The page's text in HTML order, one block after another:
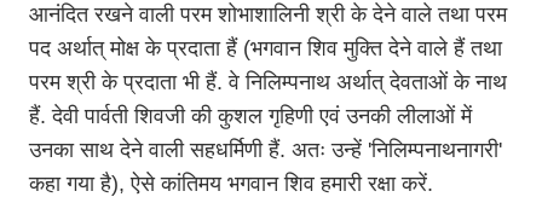
आनंदित रखने वाली परम शोभाशालिनी श्री के देने वाले तथा परम
पद अर्थात् मोक्ष के प्रदाता हैं (भगवान शिव मुक्ति देने वाले हैं तथा
परम श्री के प्रदाता भी हैं. वे निलिम्पनाथ अर्थात् देवताओं के नाथ
हैं. देवी पार्वती शिवजी की कुशल गृहिणी एवं उनकी लीलाओं में
उनका साथ देने वाली सहधर्मिणी हैं. अतः उन्हें 'निलिम्पनाथनागरी'
कहा गया है), ऐसे कांतिमय भगवान शिव हमारी रक्षा करें.